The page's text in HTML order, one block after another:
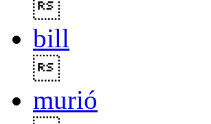
bill
murió